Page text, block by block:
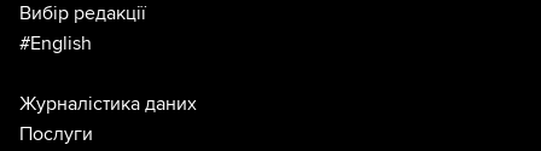
Вибір редакції
#English
Журналістика даних
Послуги